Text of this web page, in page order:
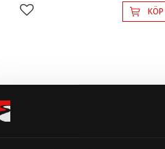
Lägg till i favoriter KÖP